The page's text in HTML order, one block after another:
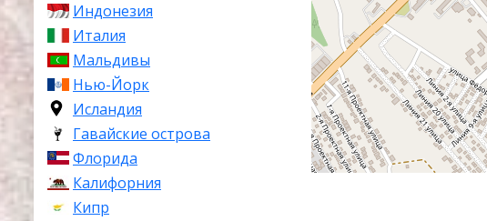
Индонезия
Италия
Мальдивы
Нью-Йорк
Исландия
Гавайские острова
Флорида
Калифорния
Кипр